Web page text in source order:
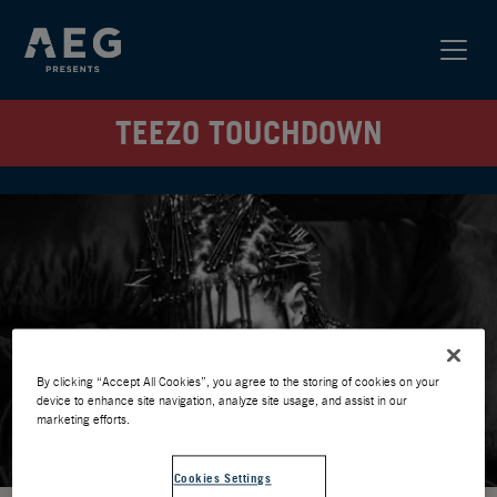
TEEZO TOUCHDOWN
By clicking “Accept All Cookies”, you agree to the storing of cookies on your
device to enhance site navigation, analyze site usage, and assist in our
marketing efforts.
Cookies Settings